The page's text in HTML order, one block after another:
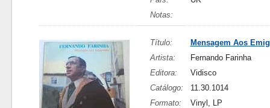
Notas:
Título:
Mensagem Aos
Artista:
Fernando Farinha
Editora:
Vidisco
Catálogo:
11.30.1014
Formato:
Vinyl, LP